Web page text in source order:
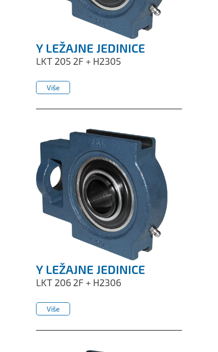
Y LEŽAJNE JEDINICE
LKT 205 2F + H2305
Više
Y LEŽAJNE JEDINICE
LKT 206 2F + H2306
Više